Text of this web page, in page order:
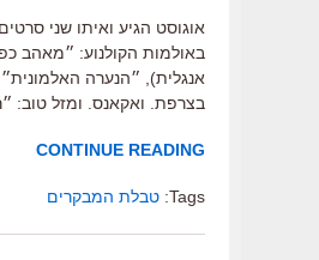
אוגוסט הגיע ואיתו שני
באולמות הקולנוע: ״מאהב
אנגלית), ״הנערה
בצרפת. ואקאנס. ומזל טוב:
CONTINUE READING
Tags: טבלת המבקרים